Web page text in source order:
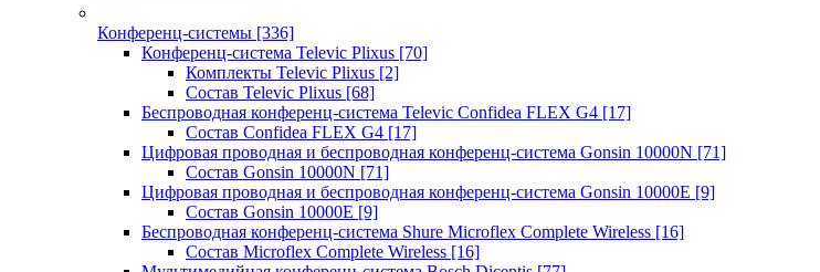
Конференц-системы [336]
Конференц-система Televic Plixus [70]
Комплекты Televic Plixus [2]
Состав Televic Plixus [68]
Беспроводная конференц-система Televic Confidea FLEX G4 [17]
Состав Confidea FLEX G4 [17]
Цифровая проводная и беспроводная конференц-система Gonsin 10000N [71]
Состав Gonsin 10000N [71]
Цифровая проводная и беспроводная конференц-система Gonsin 10000E [9]
Состав Gonsin 10000E [9]
Беспроводная конференц-система Shure Microflex Complete Wireless [16]
Состав Microflex Complete Wireless [16]